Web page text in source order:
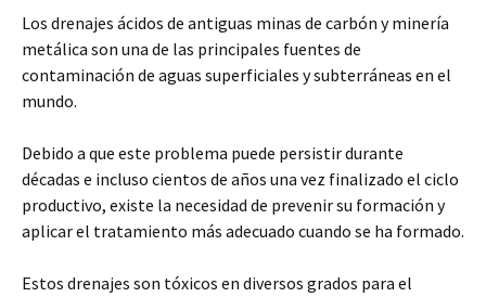
Los drenajes ácidos de antiguas minas de carbón y minería
metálica son una de las principales fuentes de
contaminación de aguas superficiales y subterráneas en el
mundo.
Debido a que este problema puede persistir durante
décadas e incluso cientos de años una vez finalizado el ciclo
productivo, existe la necesidad de prevenir su formación y
aplicar el tratamiento más adecuado cuando se ha formado.
Estos drenajes son tóxicos en diversos grados para el